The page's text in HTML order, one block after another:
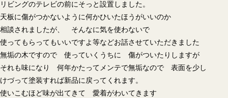
リビングのテレビの前にそっと設置しました。
天板に傷がつかないように何かひいたほうがいいのか
相談されましたが、 そんなに気を使わないで
使ってもらってもいいですよ等などお話させていただきました
無垢の木ですので 使っていくうちに 傷がついたりしますが
それも味になり 何年かたってメンテで無垢なので 表面を少し
けづって塗装すれば新品に戻ってくれます。
使いこむほど味が出てきて 愛着がわいてきます